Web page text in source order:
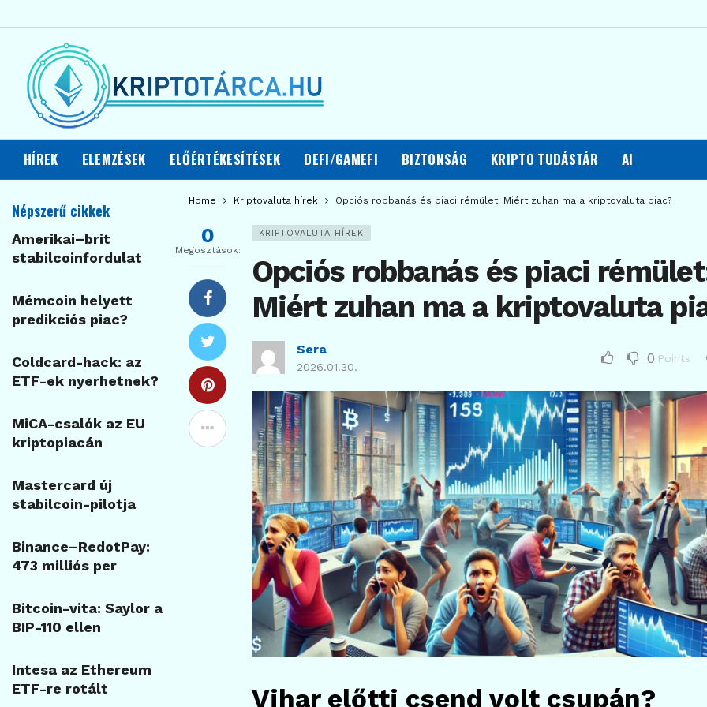
HÍREK ELEMZÉSEK ELŐÉRTÉKESÍTÉSEK DEFI/GAMEFI BIZTONSÁG KRIPTO TUDÁSTÁR AI
Home Kriptovaluta hírek Opciós robbanás és piaci rémület: Miért zuhan ma a kriptovaluta piac?
KRIPTOVALUTA HÍREK
Opciós robbanás és piaci
Miért zuhan ma a kriptovaluta
Sera
2026.01.30.
0 Points
0
Megosztások:
Vihar előtti csend volt csupán?
Népszerű cikkek
Amerikai–brit
stabilcoinfordulat
Mémcoin helyett
predikciós piac?
Coldcard-hack: az
ETF-ek nyerhetnek?
MiCA-csalók az EU
kriptopiacán
Mastercard új
stabilcoin-pilotja
Binance–RedotPay:
473 milliós per
Bitcoin-vita: Saylor a
BIP-110 ellen
Intesa az Ethereum
ETF-re rotált